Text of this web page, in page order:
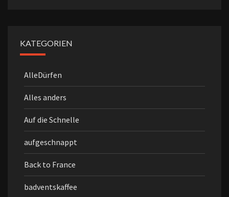
KATEGORIEN
AlleDürfen
Alles anders
Auf die Schnelle
aufgeschnappt
Back to France
badventskaffee